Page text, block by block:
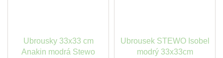
Ubrousky 33x33 cm
Anakin modrá Stewo
Ubrousek STEWO Isobel
modrý 33x33cm